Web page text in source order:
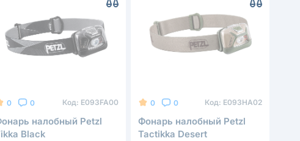
0 0 Код: E093FA00
налобный Petzl
Black
0 0 Код: E093HA02
Фонарь налобный Petzl
Tactikka Desert